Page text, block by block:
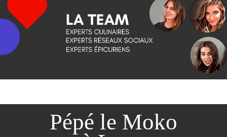
Pépé le Moko